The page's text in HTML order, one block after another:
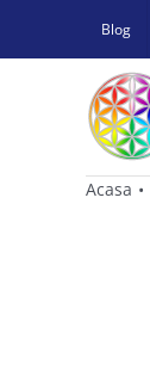
Blog
Acasa